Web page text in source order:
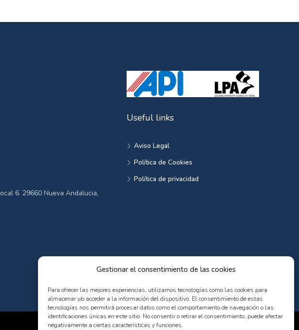
Gestionar el consentimiento de las cookies
Para ofrecer las mejores experiencias, utilizamos tecnologías como las cookies para
almacenar y/o acceder a la información del dispositivo. El consentimiento de estas
tecnologías nos permitirá procesar datos como el comportamiento de navegación o las
identificaciones únicas en este sitio. No consentir o retirar el consentimiento, puede afectar
negativamente a ciertas características y funciones.
6. 29660 Nueva Andalucia,
Useful links
Aviso Legal
Política de Cookies
Política de privacidad